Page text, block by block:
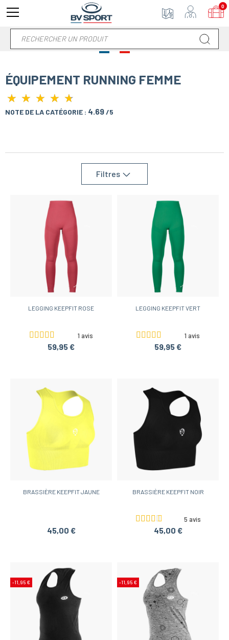
ÉQUIPEMENT RUNNING FEMME
★ ★ ★ ★ ★
★ ★ ★ ★ ★
NOTE DE LA CATÉGORIE : 4.69/5
Filtres
LEGGING KEEPFIT ROSE
1 avis
59,95 €
LEGGING KEEPFIT VERT
1 avis
59,95 €
BRASSIÈRE KEEPFIT JAUNE
45,00 €
BRASSIÈRE KEEPFIT NOIR
5 avis
45,00 €
-11,95 € -11,95 €
0